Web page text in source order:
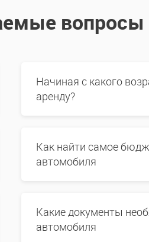
вопросы
Начиная с какого
аренду?
Как найти самое
автомобиля
Какие документы
автомобиля